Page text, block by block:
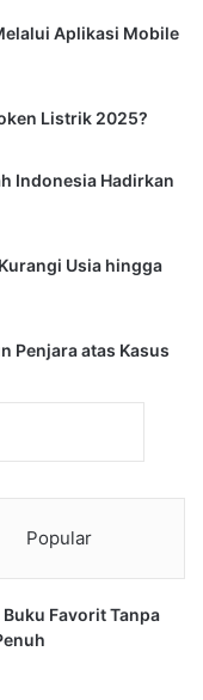
Aplikasi Mobile
Listrik 2025?
Indonesia Hadirkan
Usia hingga
Penjara atas Kasus
Popular
Favorit Tanpa